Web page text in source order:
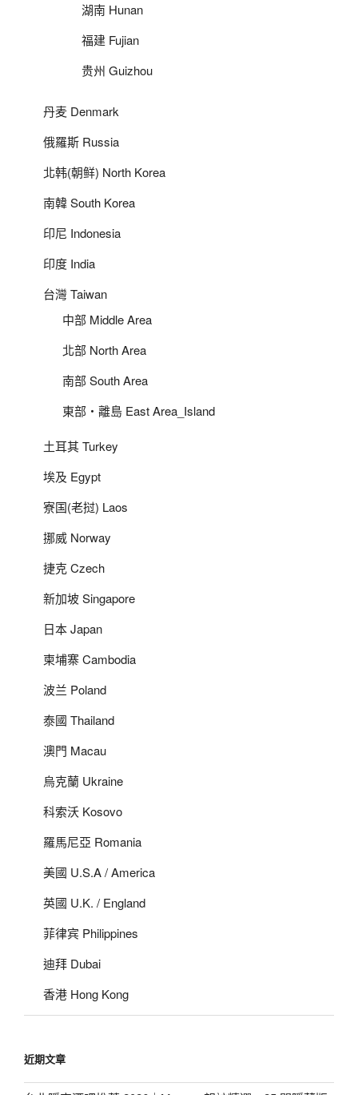
湖南 Hunan
福建 Fujian
贵州 Guizhou
丹麦 Denmark
俄羅斯 Russia
北韩(朝鲜) North Korea
南韓 South Korea
印尼 Indonesia
印度 India
台灣 Taiwan
中部 Middle Area
北部 North Area
南部 South Area
東部‧離島 East Area_Island
土耳其 Turkey
埃及 Egypt
寮国(老挝) Laos
挪威 Norway
捷克 Czech
新加坡 Singapore
日本 Japan
柬埔寨 Cambodia
波兰 Poland
泰國 Thailand
澳門 Macau
烏克蘭 Ukraine
科索沃 Kosovo
羅馬尼亞 Romania
美國 U.S.A / America
英國 U.K. / England
菲律宾 Philippines
迪拜 Dubai
香港 Hong Kong
近期文章